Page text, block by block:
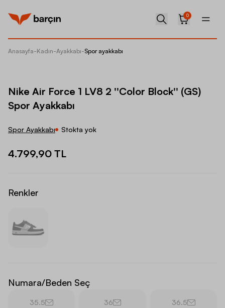
0
Anasayfa-Kadın-Ayakkabı-Spor ayakkabı
Nike Air Force 1 LV8 2 ''Color Block'' (GS)
Spor Ayakkabı
Spor Ayakkabı Stokta yok
4.799,90 TL
Renkler
Numara/Beden Seç
35.5 36 36.5